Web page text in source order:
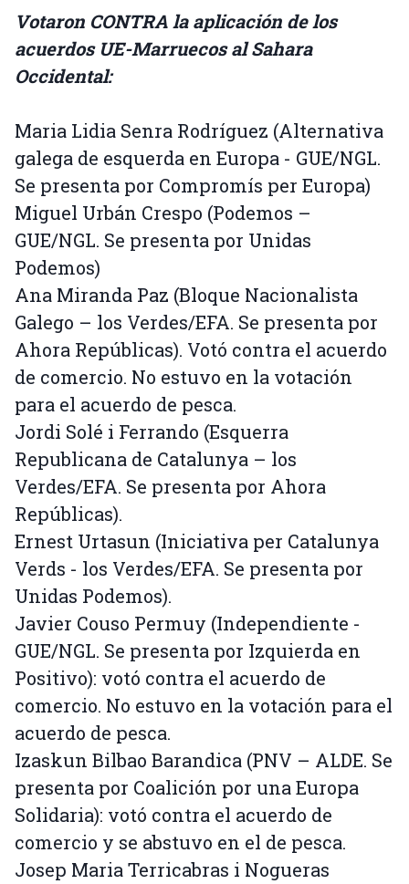
Votaron CONTRA la aplicación de los
acuerdos UE-Marruecos al Sahara
Occidental:
Maria Lidia Senra Rodríguez (Alternativa
galega de esquerda en Europa - GUE/NGL.
Se presenta por Compromís per Europa)
Miguel Urbán Crespo (Podemos –
GUE/NGL. Se presenta por Unidas
Podemos)
Ana Miranda Paz (Bloque Nacionalista
Galego – los Verdes/EFA. Se presenta por
Ahora Repúblicas). Votó contra el acuerdo
de comercio. No estuvo en la votación
para el acuerdo de pesca.
Jordi Solé i Ferrando (Esquerra
Republicana de Catalunya – los
Verdes/EFA. Se presenta por Ahora
Repúblicas).
Ernest Urtasun (Iniciativa per Catalunya
Verds - los Verdes/EFA. Se presenta por
Unidas Podemos).
Javier Couso Permuy (Independiente -
GUE/NGL. Se presenta por Izquierda en
Positivo): votó contra el acuerdo de
comercio. No estuvo en la votación para el
acuerdo de pesca.
Izaskun Bilbao Barandica (PNV – ALDE. Se
presenta por Coalición por una Europa
Solidaria): votó contra el acuerdo de
comercio y se abstuvo en el de pesca.
Josep Maria Terricabras i Nogueras